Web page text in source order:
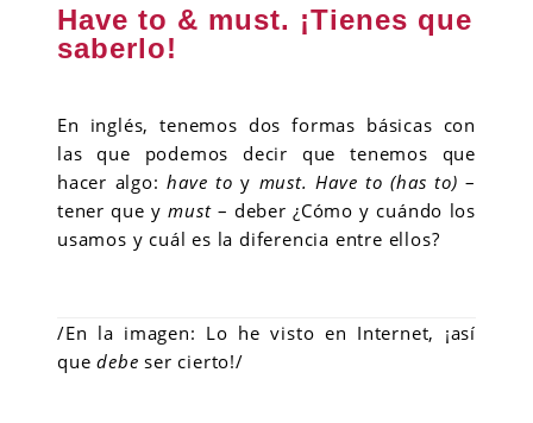
Have to & must. ¡Tienes que
saberlo!
En inglés, tenemos dos formas básicas con
las que podemos decir que tenemos que
hacer algo:have toy must. Have to (has to) –
tener que ymust– deber ¿Cómo y cuándo los
usamos y cuál es la diferencia entre ellos?
/En la imagen: Lo he visto en Internet, ¡así
quedebe ser cierto!/